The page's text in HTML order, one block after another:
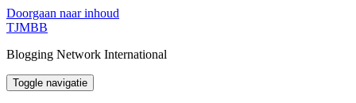
Doorgaan naar inhoud
TJMBB
Blogging Network International
Toggle navigatie